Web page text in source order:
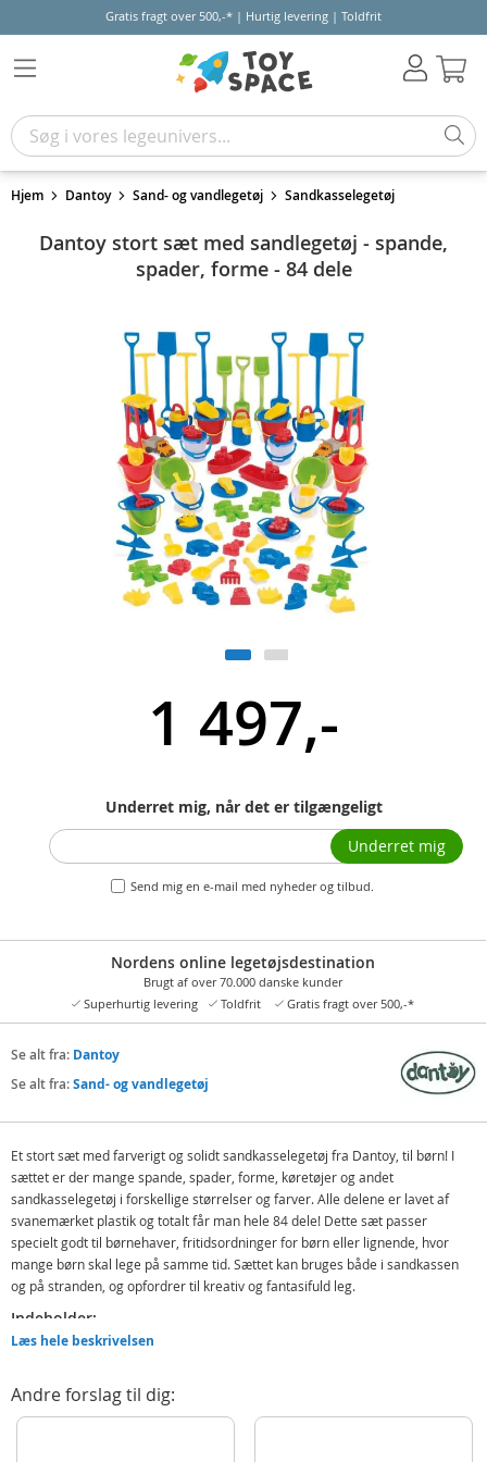
Gratis fragt over 500,-* | Hurtig levering | Toldfrit
Hjem Dantoy Sand- og vandlegetøj Sandkasselegetøj
Dantoy stort sæt med sandlegetøj - spande,
spader, forme - 84 dele
1 497,-
Underret mig, når det er tilgængeligt
Send mig en e-mail med nyheder og tilbud.
Underret mig
Nordens online legetøjsdestination
Brugt af over 70.000 danske kunder
Superhurtig levering
Toldfrit Gratis fragt over 500,-*
Se alt fra: Dantoy
Se alt fra:Sand- og vandlegetøj
Et stort sæt med farverigt og solidt sandkasselegetøj fra Dantoy, til børn! I
sættet er der mange spande, spader, forme, køretøjer og andet
sandkasselegetøj i forskellige størrelser og farver. Alle delene er lavet af
svanemærket plastik og totalt får man hele 84 dele! Dette sæt passer
specielt godt til børnehaver, fritidsordninger for børn eller lignende, hvor
mange børn skal lege på samme tid. Sættet kan bruges både i sandkassen
og på stranden, og opfordrer til kreativ og fantasifuld leg.
Indeholder:
Spande i flere farver
Sandforme i flere former
Læs hele beskrivelsen
Andre forslag til dig: